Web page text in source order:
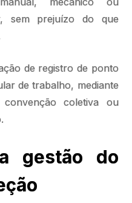
sem prejuízo do que
de registro de ponto
de trabalho, mediante
coletiva ou
gestão do